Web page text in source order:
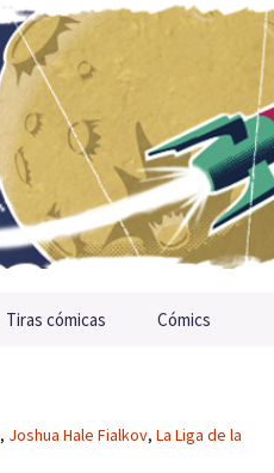
Tiras cómicas Cómics
, Joshua Hale Fialkov, La Liga de la